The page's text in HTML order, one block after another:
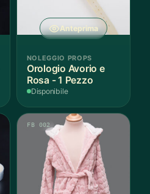
Anteprima
NOLEGGIO PROPS
Orologio Avorio e
Rosa - 1 Pezzo
Disponibile
FB 002